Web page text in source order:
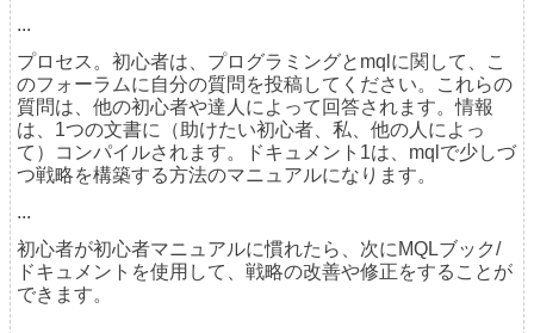
...
プロセス。初心者は、プログラミングとmqlに関して、こ
のフォーラムに自分の質問を投稿してください。これらの
質問は、他の初心者や達人によって回答されます。情報
は、1つの文書に（助けたい初心者、私、他の人によっ
て）コンパイルされます。ドキュメント1は、mqlで少しづ
つ戦略を構築する方法のマニュアルになります。
...
初心者が初心者マニュアルに慣れたら、次にMQLブック/
ドキュメントを使用して、戦略の改善や修正をすることが
できます。